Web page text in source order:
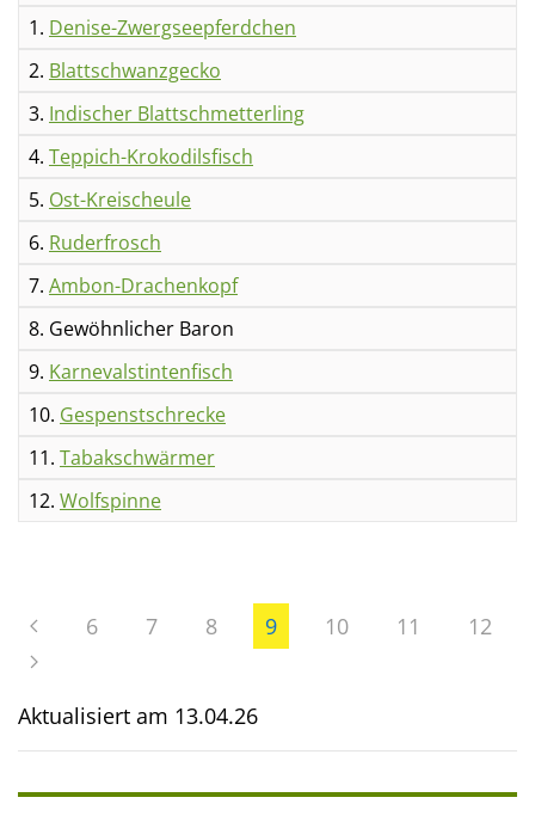
1. Denise-Zwergseepferdchen
2. Blattschwanzgecko
3. Indischer Blattschmetterling
4. Teppich-Krokodilsfisch
5. Ost-Kreischeule
6. Ruderfrosch
7. Ambon-Drachenkopf
8. Gewöhnlicher Baron
9. Karnevalstintenfisch
10. Gespenstschrecke
11. Tabakschwärmer
12. Wolfspinne
6 7 8 9 10 11 12
Aktualisiert am 13.04.26